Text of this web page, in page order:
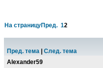
На страницуПред. 12
Пред. тема
След. тема
Alexander59